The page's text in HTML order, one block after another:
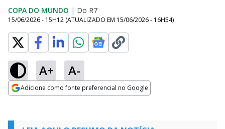
COPA DO MUNDO | Do R7
15/06/2026 - 15H12 (ATUALIZADO EM 15/06/2026 - 16H54)
A+ A-
Adicione como fonte preferencial no Google